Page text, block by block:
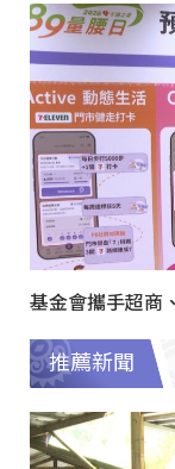
基金會攜手超商
推薦新聞